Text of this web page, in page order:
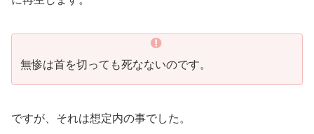
無惨は首を切っても死なないのです。
ですが、それは想定内の事でした。